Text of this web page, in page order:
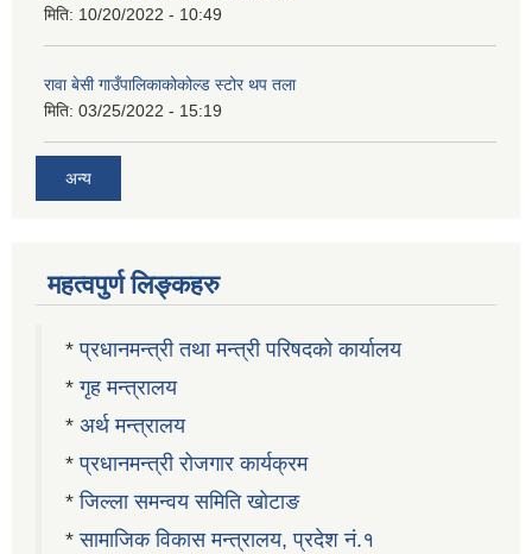
मिति: 10/20/2022 - 10:49
रावा बेसी गाउँपालिकाकोकोल्ड स्टोर थप तला
मिति: 03/25/2022 - 15:19
अन्य
महत्वपुर्ण लिङ्कहरु
*प्रधानमन्त्री तथा मन्त्री परिषदको कार्यालय
*गृह मन्त्रालय
* अर्थ मन्त्रालय
*प्रधानमन्त्री रोजगार कार्यक्रम
*जिल्ला समन्वय समिति खोटाङ
*सामाजिक विकास मन्त्रालय, प्रदेश नं.१